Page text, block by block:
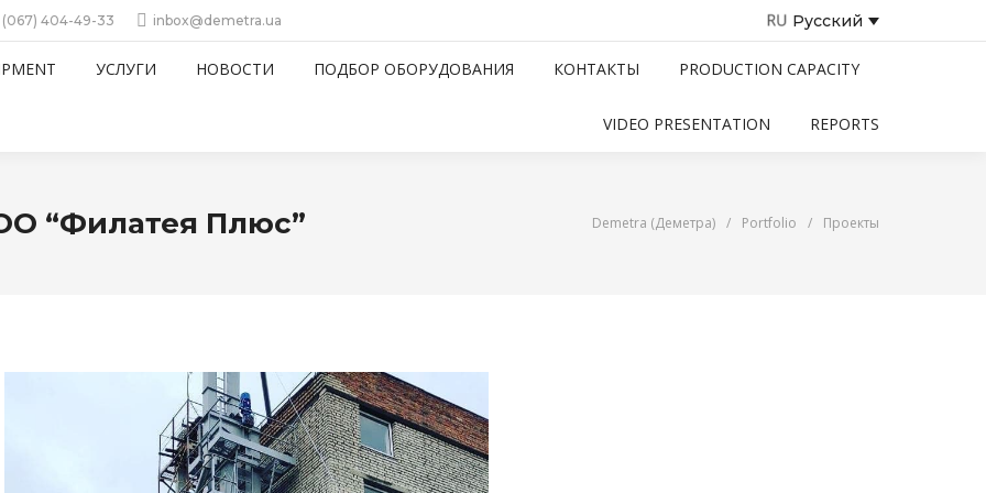
(067) 404-49-33 inbox@demetra.ua Русский
УСЛУГИ НОВОСТИ ПОДБОР ОБОРУДОВАНИЯ КОНТАКТЫ PRODUCTION CAPACITY
VIDEO PRESENTATION REPORTS
“Филатея Плюс” Demetra (Деметра) / Portfolio / Проекты